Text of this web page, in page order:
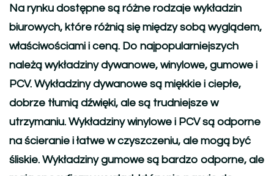
Na rynku dostępne są różne rodzaje wykładzin
biurowych, które różnią się między sobą wyglądem,
właściwościami i ceną. Do najpopularniejszych
należą wykładziny dywanowe, winylowe, gumowe i
PCV. Wykładziny dywanowe są miękkie i ciepłe,
dobrze tłumią dźwięki, ale są trudniejsze w
utrzymaniu. Wykładziny winylowe i PCV są odporne
na ścieranie i łatwe w czyszczeniu, ale mogą być
śliskie. Wykładziny gumowe są bardzo odporne, ale